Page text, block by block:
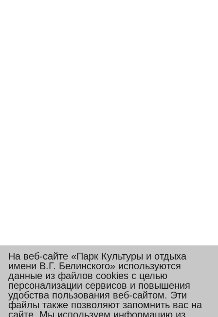
На веб-сайте «Парк Культуры и отдыха
имени В.Г. Белинского» используются
данные из файлов cookies с целью
персонализации сервисов и повышения
удобства пользования веб-сайтом. Эти
файлы также позволяют запомнить вас на
сайте. Мы используем информацию из